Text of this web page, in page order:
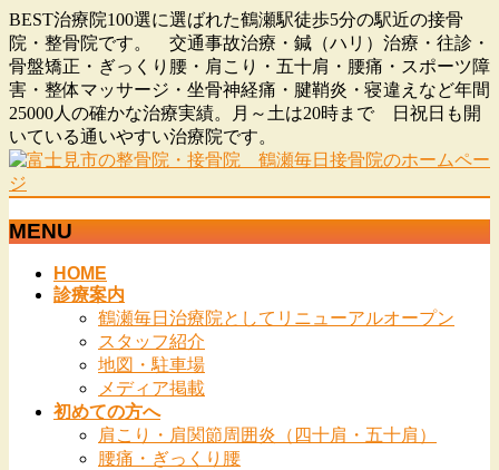
BEST治療院100選に選ばれた鶴瀬駅徒歩5分の駅近の接骨
院・整骨院です。 交通事故治療・鍼（ハリ）治療・往診・
骨盤矯正・ぎっくり腰・肩こり・五十肩・腰痛・スポーツ障
害・整体マッサージ・坐骨神経痛・腱鞘炎・寝違えなど年間
25000人の確かな治療実績。月～土は20時まで 日祝日も開
いている通いやすい治療院です。
MENU
HOME
診療案内
鶴瀬毎日治療院としてリニューアルオープン
スタッフ紹介
地図・駐車場
メディア掲載
初めての方へ
肩こり・肩関節周囲炎（四十肩・五十肩）
腰痛・ぎっくり腰